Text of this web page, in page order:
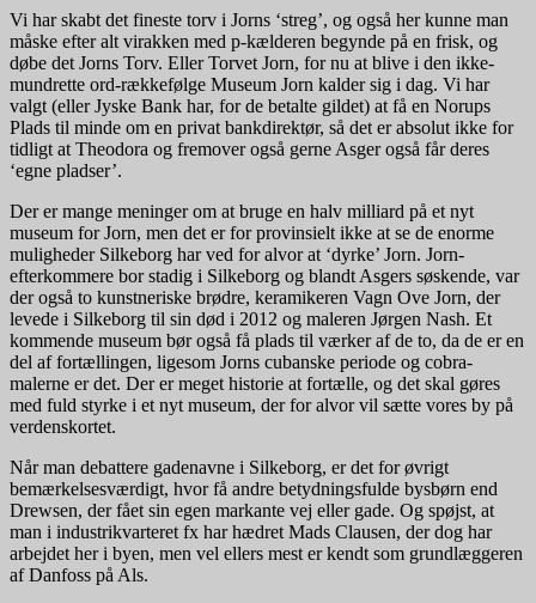
Vi har skabt det fineste torv i Jorns ‘streg’, og også her kunne man
måske efter alt virakken med p-kælderen begynde på en frisk, og
døbe det Jorns Torv. Eller Torvet Jorn, for nu at blive i den ikke-
mundrette ord-rækkefølge Museum Jorn kalder sig i dag. Vi har
valgt (eller Jyske Bank har, for de betalte gildet) at få en Norups
Plads til minde om en privat bankdirektør, så det er absolut ikke for
tidligt at Theodora og fremover også gerne Asger også får deres
‘egne pladser’.
Der er mange meninger om at bruge en halv milliard på et nyt
museum for Jorn, men det er for provinsielt ikke at se de enorme
muligheder Silkeborg har ved for alvor at ‘dyrke’ Jorn. Jorn-
efterkommere bor stadig i Silkeborg og blandt Asgers søskende, var
der også to kunstneriske brødre, keramikeren Vagn Ove Jorn, der
levede i Silkeborg til sin død i 2012 og maleren Jørgen Nash. Et
kommende museum bør også få plads til værker af de to, da de er en
del af fortællingen, ligesom Jorns cubanske periode og cobra-
malerne er det. Der er meget historie at fortælle, og det skal gøres
med fuld styrke i et nyt museum, der for alvor vil sætte vores by på
verdenskortet.
Når man debattere gadenavne i Silkeborg, er det for øvrigt
bemærkelsesværdigt, hvor få andre betydningsfulde bysbørn end
Drewsen, der fået sin egen markante vej eller gade. Og spøjst, at
man i industrikvarteret fx har hædret Mads Clausen, der dog har
arbejdet her i byen, men vel ellers mest er kendt som grundlæggeren
af Danfoss på Als.